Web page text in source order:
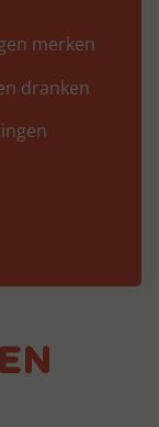
merken
dranken